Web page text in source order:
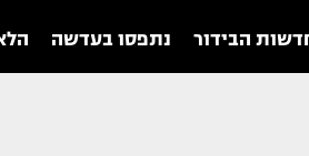
הבידור נתפסו בעדשה